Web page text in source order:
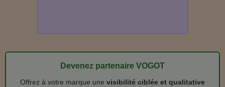
Devenez partenaire VOGOT
Offrez à votre marque une visibilité ciblée et qualitative